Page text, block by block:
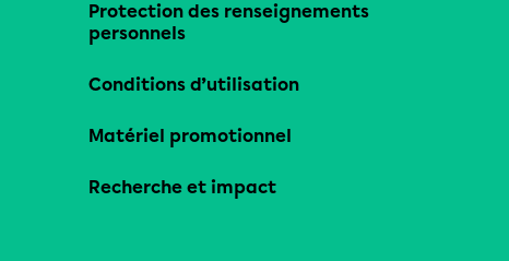
Protection des renseignements
personnels
Conditions d’utilisation
Matériel promotionnel
Recherche et impact